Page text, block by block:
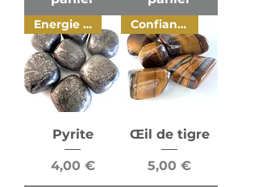
Energie vitale
Pyrite
Prix
4,00 €
Confiance en soi
Œil de tigre
Prix
5,00 €